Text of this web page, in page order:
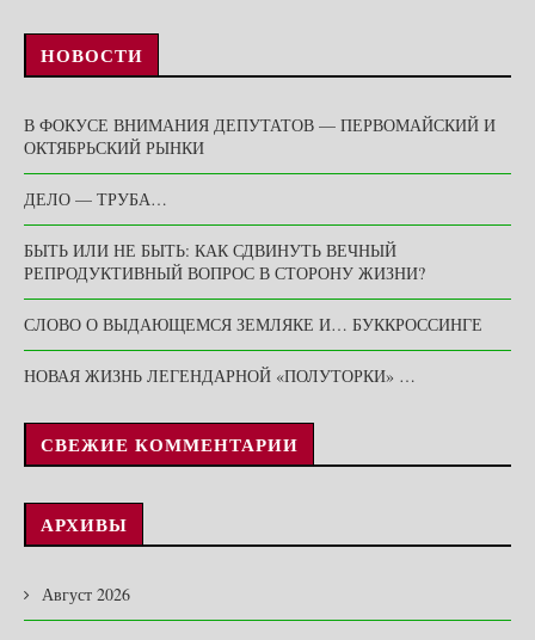
НОВОСТИ
В ФОКУСЕ ВНИМАНИЯ ДЕПУТАТОВ — ПЕРВОМАЙСКИЙ И
ОКТЯБРЬСКИЙ РЫНКИ
ДЕЛО — ТРУБА…
БЫТЬ ИЛИ НЕ БЫТЬ: КАК СДВИНУТЬ ВЕЧНЫЙ
РЕПРОДУКТИВНЫЙ ВОПРОС В СТОРОНУ ЖИЗНИ?
СЛОВО О ВЫДАЮЩЕМСЯ ЗЕМЛЯКЕ И… БУККРОССИНГЕ
НОВАЯ ЖИЗНЬ ЛЕГЕНДАРНОЙ «ПОЛУТОРКИ» …
СВЕЖИЕ КОММЕНТАРИИ
АРХИВЫ
Август 2026